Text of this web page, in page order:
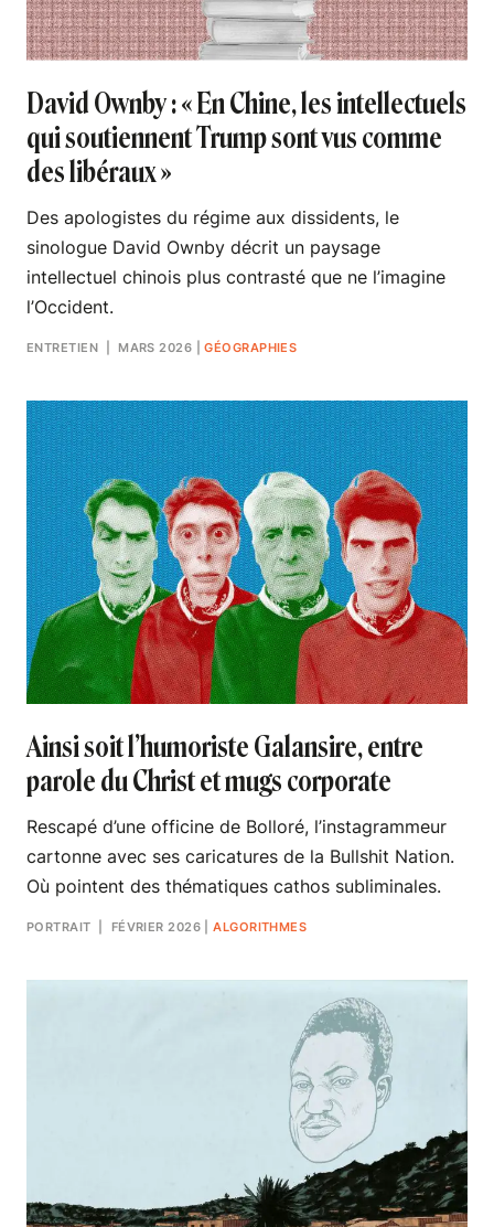
David Ownby : « En Chine, les intellectuels
qui soutiennent Trump sont vus comme
des libéraux »
Des apologistes du régime aux dissidents, le
sinologue David Ownby décrit un paysage
intellectuel chinois plus contrasté que ne l’imagine
l’Occident.
ENTRETIEN| MARS 2026 |GÉOGRAPHIES
Ainsi soit l’humoriste Galansire, entre
parole du Christ et mugs corporate
Rescapé d’une officine de Bolloré, l’instagrammeur
cartonne avec ses caricatures de la Bullshit Nation.
Où pointent des thématiques cathos subliminales.
PORTRAIT | FÉVRIER 2026 |ALGORITHMES